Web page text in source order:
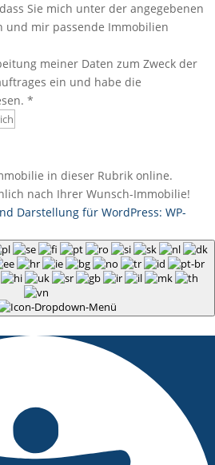
Sie mich unter der angegebenen
und mir passende Immobilien
meiner Daten zum Zweck der
ein und habe die
*
in dieser Rubrik online.
nach Ihrer Wunsch-Immobilie!
Darstellung für WordPress: WP-